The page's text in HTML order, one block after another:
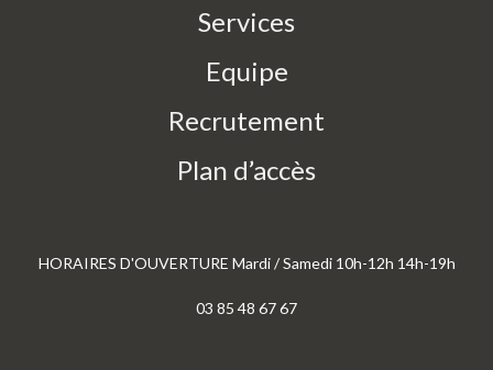
Services
Equipe
Recrutement
Plan d’accès
HORAIRES D'OUVERTURE Mardi / Samedi 10h-12h 14h-19h
03 85 48 67 67